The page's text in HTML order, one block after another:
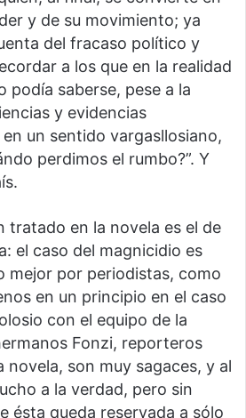
y de su movimiento; ya
del fracaso político y
a los que en la realidad
podía saberse, pese a la
y evidencias
un sentido vargasllosiano,
perdimos el rumbo?”. Y
tratado en la novela es el de
el caso del magnicidio es
mejor por periodistas, como
en un principio en el caso
con el equipo de la
Fonzi, reporteros
novela, son muy sagaces, y al
a la verdad, pero sin
ésta queda reservada a sólo